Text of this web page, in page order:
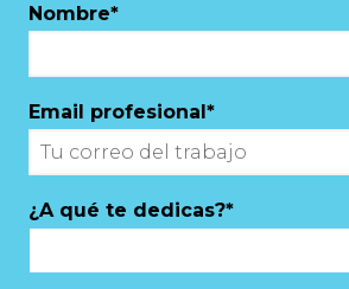
Nombre*
Email profesional*
¿A qué te dedicas?*